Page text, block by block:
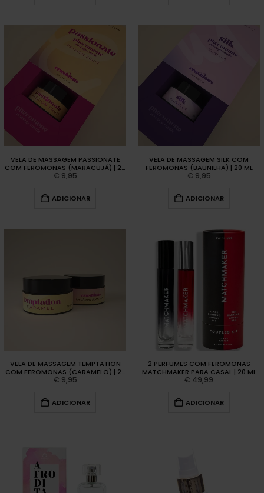
VELA DE MASSAGEM PASSIONATE
COM FEROMONAS (MARACUJÁ) | 20
ML
€ 9,95
ADICIONAR
VELA DE MASSAGEM SILK COM
FEROMONAS (BAUNILHA) | 20 ML
€ 9,95
ADICIONAR
VELA DE MASSAGEM TEMPTATION
COM FEROMONAS (CARAMELO) | 20
ML
€ 9,95
ADICIONAR
2 PERFUMES COM FEROMONAS
MATCHMAKER PARA CASAL | 20 ML
€ 49,99
ADICIONAR